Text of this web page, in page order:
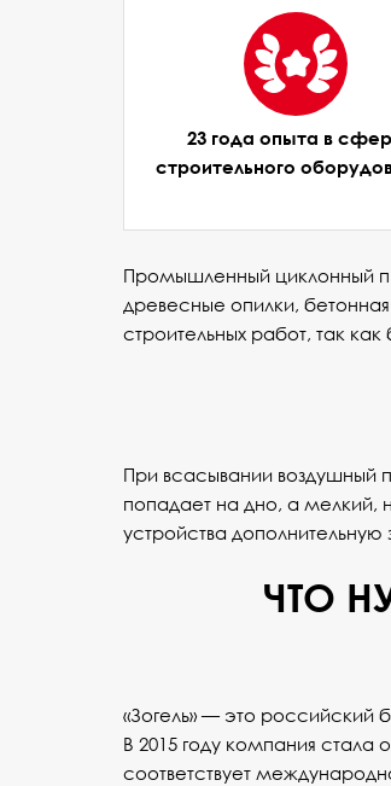
23 года опыта в
строительного
Промышленный циклонный
древесные опилки,
строительных работ, так
При всасывании воздушный
попадает на дно, а мелкий,
устройства
ЧТО
«Зогель» — это российский
В 2015 году компания
соответствует